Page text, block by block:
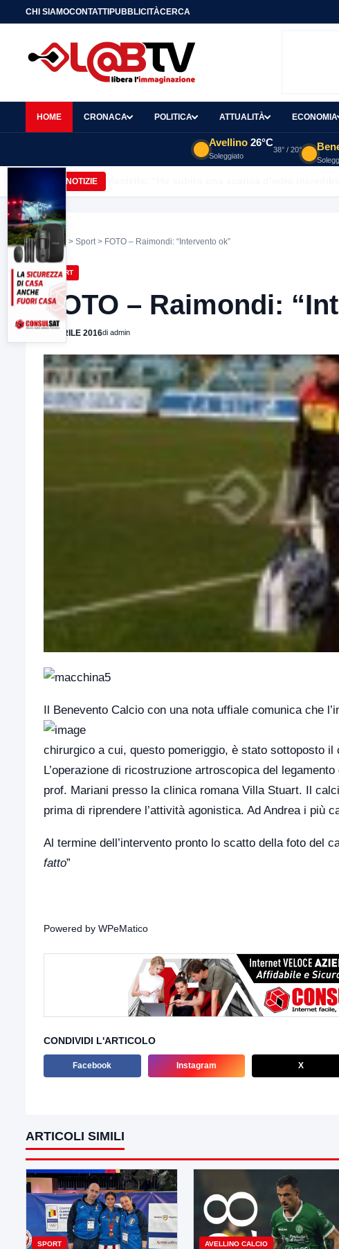
CHI SIAMOCONTATTIPUBBLICITÀCERCA
HOME CRONACA POLITICA ATTUALITÀ ECONOMIA
Avellino 26°C
Soleggiato
38° / 20°
ULTIME NOTIZIE
Home > Sport> FOTO – Raimondi: “Intervento ok”
SPORT
FOTO – Raimondi:
6 APRILE 2016di admin
Il Benevento Calcio con una nota uffiale comunica che
chirurgico a cui, questo pomeriggio, è stato sottoposto
L’operazione di ricostruzione artroscopica del
prof. Mariani presso la clinica romana Villa Stuart. Il
prima di riprendere l’attività agonistica. Ad Andrea i più
Al termine dell’intervento pronto lo scatto della foto del
fatto”
Powered by WPeMatico
CONDIVIDI L'ARTICOLO
Facebook Instagram X
ARTICOLI SIMILI
SPORT AVELLINO CALCIO